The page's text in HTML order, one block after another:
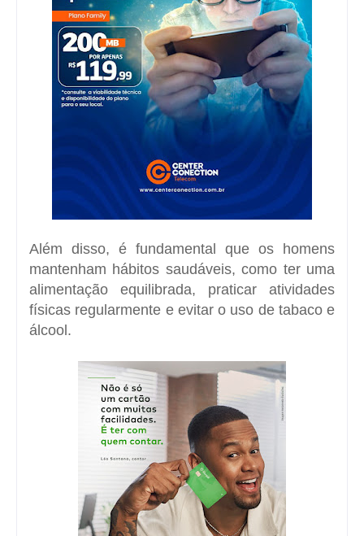
Além disso, é fundamental que os homens
mantenham hábitos saudáveis, como ter uma
alimentação equilibrada, praticar atividades
físicas regularmente e evitar o uso de tabaco e
álcool.